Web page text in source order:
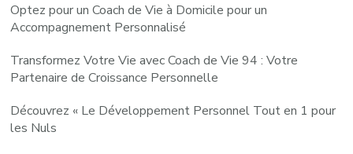
Optez pour un Coach de Vie à Domicile pour un
Accompagnement Personnalisé
Transformez Votre Vie avec Coach de Vie 94 : Votre
Partenaire de Croissance Personnelle
Découvrez « Le Développement Personnel Tout en 1 pour
les Nuls